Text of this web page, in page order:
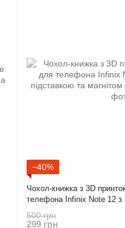
−40%
Чохол-книжка з 3D
телефона Infinix Note 12 з
та магнітом бордова gd2
500 грн
299 грн